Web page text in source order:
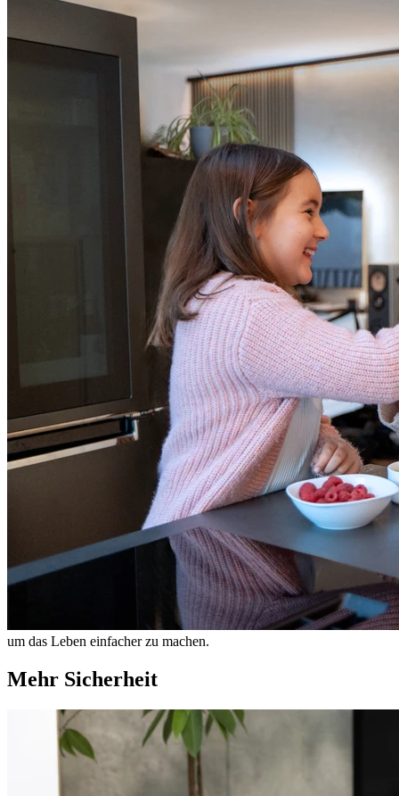
um das Leben einfacher zu machen.
Mehr Sicherheit